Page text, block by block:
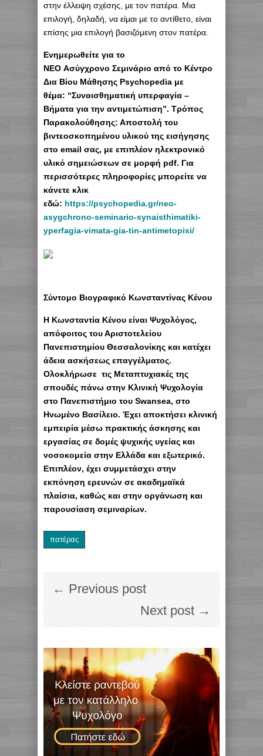
στην έλλειψη σχέσης, με τον πατέρα. Μια
επιλογή, δηλαδή, να είμαι με το αντίθετο, είναι
επίσης μια επιλογή βασιζόμενη στον πατέρα.
Ενημερωθείτε για το
ΝΕΟ Aσύγχρονο Σεμινάριο από το Κέντρο
Δια Βίου Μάθησης Psychopedia με
θέμα: “Συναισθηματική υπερφαγία –
Βήματα για την αντιμετώπιση”. Τρόπος
Παρακολούθησης: Αποστολή του
βιντεοσκοπημένου υλικού της εισήγησης
στο email σας, με επιπλέον ηλεκτρονικό
υλικό σημειώσεων σε μορφή pdf. Για
περισσότερες πληροφορίες μπορείτε να
κάνετε κλικ
εδώ: https://psychopedia.gr/neo-
asygchrono-seminario-synaisthimatiki-
yperfagia-vimata-gia-tin-antimetopisi/
Σύντομο Βιογραφικό Κωνσταντίνας Κένου
Η Κωνσταντία Κένου είναι Ψυχολόγος,
απόφοιτος του Αριστοτελείου
Πανεπιστημίου Θεσσαλονίκης και κατέχει
άδεια ασκήσεως επαγγέλματος.
Ολοκλήρωσε τις Μεταπτυχιακές της
σπουδές πάνω στην Κλινική Ψυχολογία
στο Πανεπιστήμιο του Swansea, στο
Ηνωμένο Βασίλειο. Έχει αποκτήσει κλινική
εμπειρία μέσω πρακτικής άσκησης και
εργασίας σε δομές ψυχικής υγείας και
νοσοκομεία στην Ελλάδα και εξωτερικό.
Επιπλέον, έχει συμμετάσχει στην
εκπόνηση ερευνών σε ακαδημαϊκά
πλαίσια, καθώς και στην οργάνωση και
παρουσίαση σεμιναρίων.
πατέρας
← Previous post
Next post →